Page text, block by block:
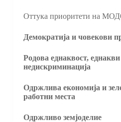
Оттука приоритети на
Демократија и човекови
Родова еднаквост,
недискриминација
Одржлива економија и
работни места
Одржливо земјоделие